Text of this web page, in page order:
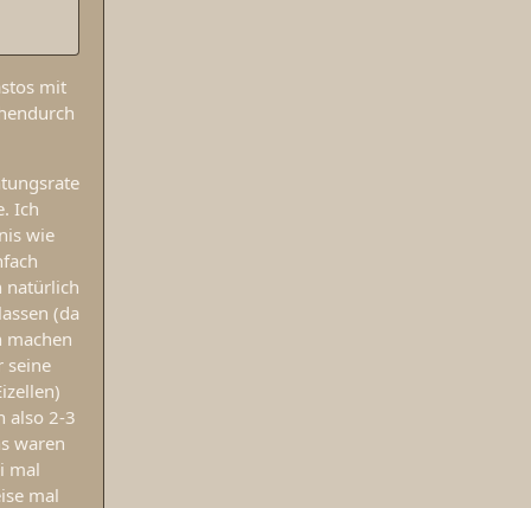
mit
Ich
wie
natürlich
(da
machen
seine
also 2-3
waren
mal
mal